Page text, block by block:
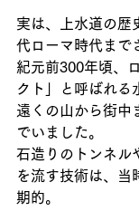
実は、上水道の歴
代ローマ時代まで
紀元前300年頃、
クト」と呼ばれる
遠くの山から街中
でいました。
石造りのトンネル
を流す技術は、当
期的。